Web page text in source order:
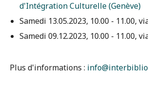
d'Intégration Culturelle (Genève)
Samedi 13.05.2023, 10.00 - 11.00,
Samedi 09.12.2023, 10.00 - 11.00,
Plus d'informations :